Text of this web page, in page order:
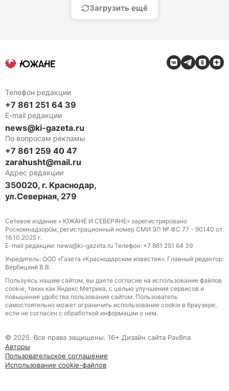
Загрузить ещё
Телефон редакции
+7 861 251 64 39
E-mail редакции
news@ki-gazeta.ru
По вопросам рекламы
+7 861 259 40 47
zarahusht@mail.ru
Адрес редакции
350020, г. Краснодар,
ул.Северная, 279
Сетевое издание « ЮЖАНЕ И СЕВЕРЯНЕ» зарегистрировано
Роскомнадзором, регистрационный номер СМИ ЭЛ № ФС 77 - 90140 от
16.10.2025 г.
E-mail редакции: news@ki-gazeta.ru Телефон: +7 861 251 64 39
Учредитель: ООО «Газета «Краснодарские известия». Главный редактор:
Вербицкий В.В.
Пользуясь нашим сайтом, вы даете согласие на использование файлов
сооkіе, таких как Яндекс Метрика, с целью улучшения сервисов и
повышения удобства пользования сайтом. Пользователь
самостоятельно может ограничить использование сооkіе в браузере,
если не согласен с обработкой информации о нем.
© 2025. Все права защищены. 16+ Дизайн сайта Pav8na
Авторы
Пользовательское соглашение
Использование cookie-файлов